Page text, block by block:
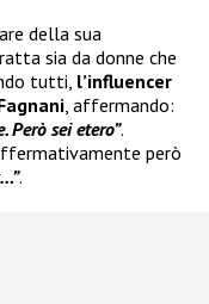
della sua
sia da donne che
tutti, l’influencer
, affermando:
Però sei etero”.
però
.